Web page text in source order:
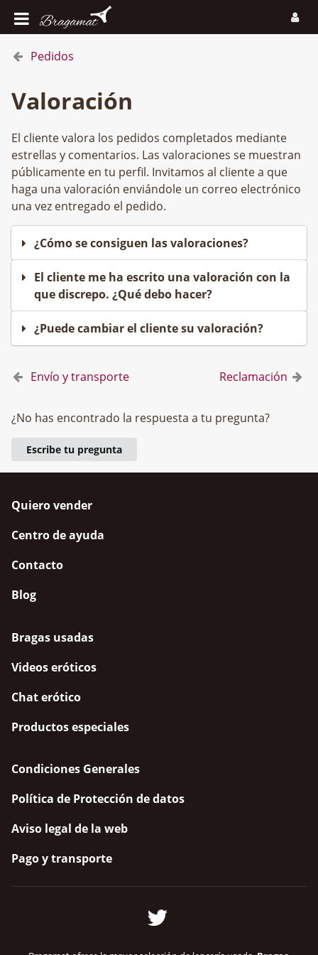
Pedidos
Valoración
El cliente valora los pedidos completados mediante
estrellas y comentarios. Las valoraciones se muestran
públicamente en tu perfil. Invitamos al cliente a que
haga una valoración enviándole un correo electrónico
una vez entregado el pedido.
¿Cómo se consiguen las valoraciones?
El cliente me ha escrito una valoración con la
que discrepo. ¿Qué debo hacer?
¿Puede cambiar el cliente su valoración?
Envío y transporte Reclamación
¿No has encontrado la respuesta a tu pregunta?
Escribe tu pregunta
Quiero vender
Centro de ayuda
Contacto
Blog
Bragas usadas
Videos eróticos
Chat erótico
Productos especiales
Condiciones Generales
Política de Protección de datos
Aviso legal de la web
Pago y transporte